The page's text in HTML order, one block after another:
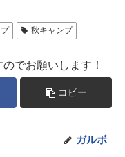
秋キャンプ
でお願いします！
コピー
ガルボ